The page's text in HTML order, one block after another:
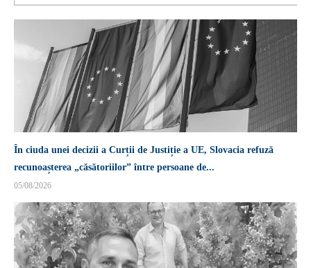
În ciuda unei decizii a Curții de Justiție a UE, Slovacia refuză
recunoașterea „căsătoriilor” între persoane de...
05/08/2026